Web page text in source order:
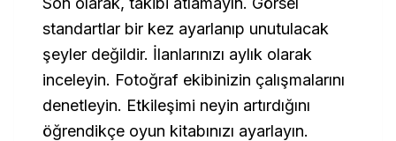
standartlar bir kez ayarlanıp unutulacak
şeyler değildir. İlanlarınızı aylık olarak
inceleyin. Fotoğraf ekibinizin çalışmalarını
denetleyin. Etkileşimi neyin artırdığını
öğrendikçe oyun kitabınızı ayarlayın.